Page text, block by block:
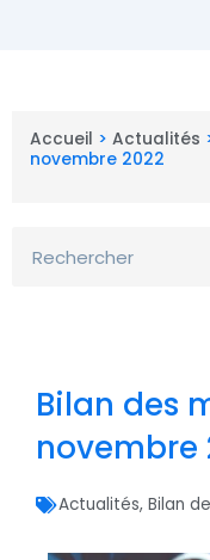
Accueil > Actualités
novembre 2022
Bilan des
novembre
Actualités, Bilan